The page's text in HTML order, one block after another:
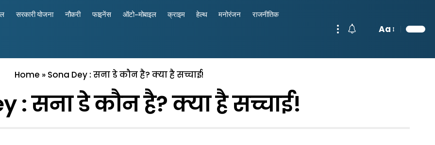
सरकारी योजना नौकरी फाइनेंस ऑटो-मोबाइल क्राइम हेल्थ मनोरंजन राजनीतिक
Aa
Home » Sona Dey : सना डे कौन है? क्या है सच्चाई!
: सना डे कौन है? क्या है सच्चाई!